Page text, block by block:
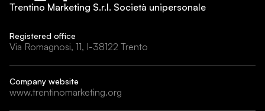
Trentino Marketing S.r.l. Società unipersonale
Registered office
Via Romagnosi, 11, I-38122 Trento
Company website
www.trentinomarketing.org